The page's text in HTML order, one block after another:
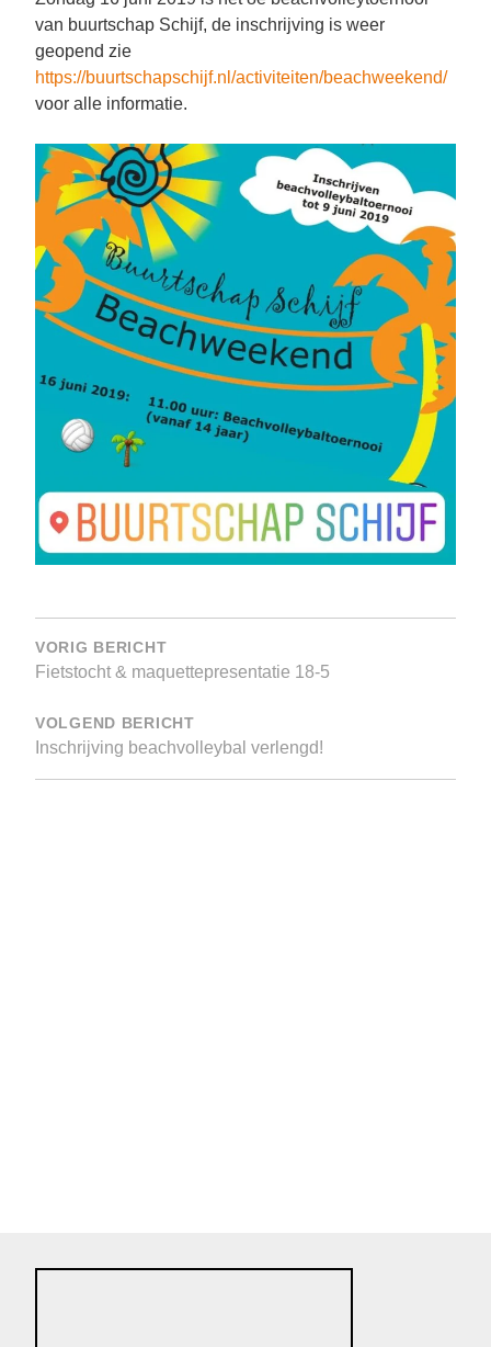
van buurtschap Schijf, de inschrijving is weer
geopend zie
https://buurtschapschijf.nl/activiteiten/beachweekend/
voor alle informatie.
Bericht
navigatie
VORIG BERICHT
Fietstocht & maquettepresentatie 18-5
VOLGEND BERICHT
Inschrijving beachvolleybal verlengd!